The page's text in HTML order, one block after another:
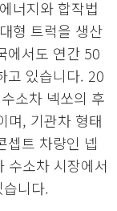
너지와 합작법
형 트럭을 생산
에서도 연간 50
고 있습니다. 20
소차 넥쏘의 후
며, 기관차 형태
셉트 차량인 넵
수소차 시장에서
니다.